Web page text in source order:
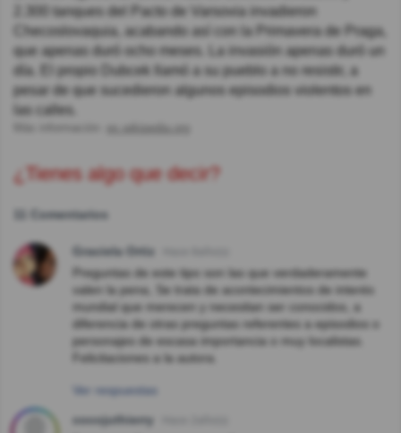
2.300 tanques del Pacto de Varsovia invadieron
Checoslovaquia, acabando así con la Primavera de Praga,
que apenas duró ocho meses. La invasión apenas duró un
día. El propio Dubcek llamó a su pueblo a no resistir, a
pesar de que sucedieron algunos episodios violentos en
las calles.
es.wikipedia.org
¿Tienes algo que decir?
11 Comentarios
Graciela Ortiz
Preguntas de este tipo son las que verdaderamente
valen la pena, Se trata de acontecimientos de interés
mundial que merecen y necesitan ser conocidos, a
diferencia de otras preguntas referentes a episodios o
personajes de escasa importancia o muy localistas.
Felicitaciones a la autora.
Ver respuestas
cocojuthierry